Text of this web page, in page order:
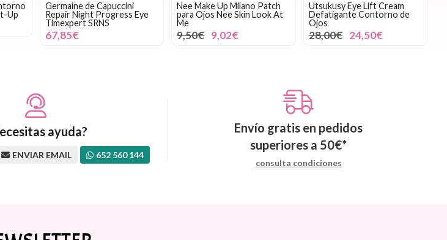
Up
Germaine de Capuccini
Repair Night Progress Eye
Timexpert SRNS
67,85€
Nee Make Up Milano Patch
para Ojos Nee Skin Look At
Me
9,50€ 9,02€
Utsukusy Eye Lift Cream
Defatigante Contorno de
Ojos
28,00€ 24,50€
ayuda?
ENVIAR EMAIL 652 560 144
Envío gratis en pedidos
superiores a 50€*
consulta condiciones